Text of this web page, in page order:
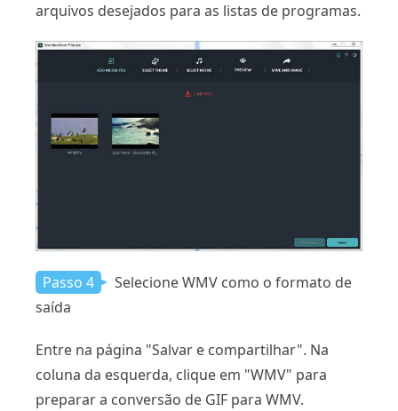
arquivos desejados para as listas de programas.
Passo 4
Selecione WMV como o formato de
saída
Entre na página "Salvar e compartilhar". Na
coluna da esquerda, clique em "WMV" para
preparar a conversão de GIF para WMV.